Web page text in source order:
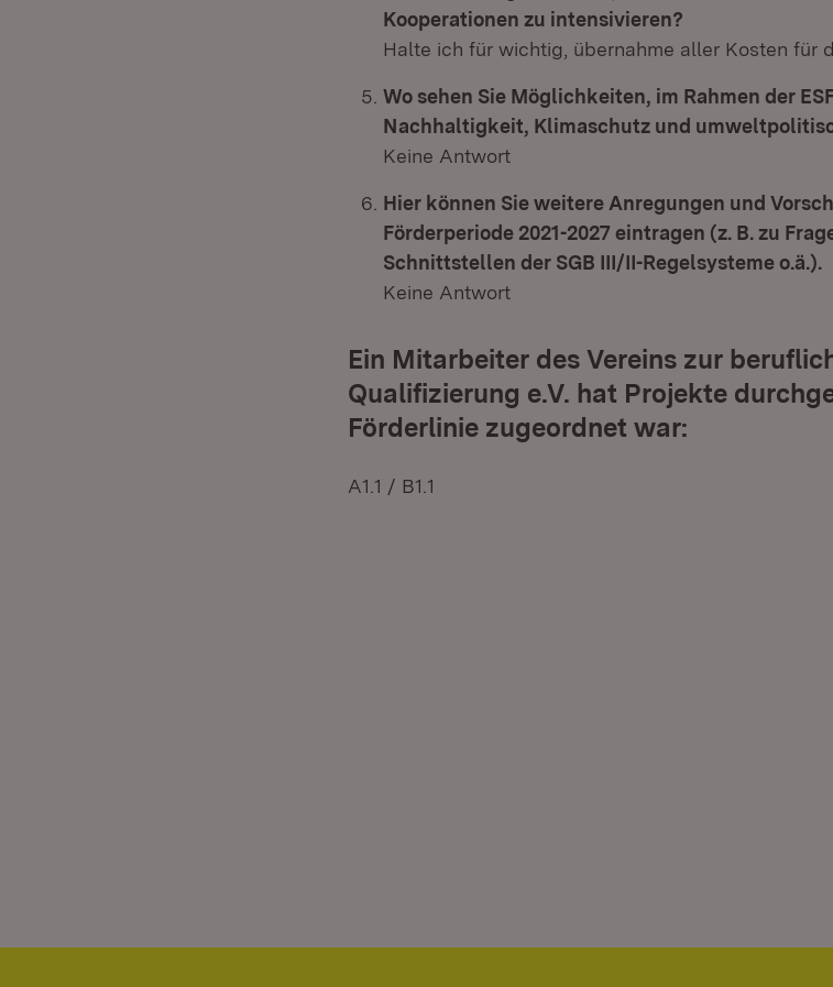
Kooperationen zu intensivieren?
Halte ich für wichtig, übernahme aller Kosten für
Wo sehen Sie Möglichkeiten, im Rahmen der
Nachhaltigkeit, Klimaschutz und
Keine Antwort
Hier können Sie weitere Anregungen und
Förderperiode 2021-2027 eintragen (z. B. zu
Schnittstellen der SGB III/II-Regelsysteme o.ä.).
Keine Antwort
Ein Mitarbeiter des Vereins zur
Qualifizierung e.V. hat Projekte
Förderlinie zugeordnet war:
A1.1 / B1.1